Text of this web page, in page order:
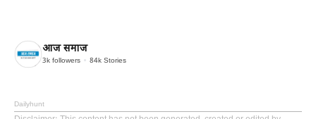
आज समाज
3k followers 84k Stories
Dailyhunt